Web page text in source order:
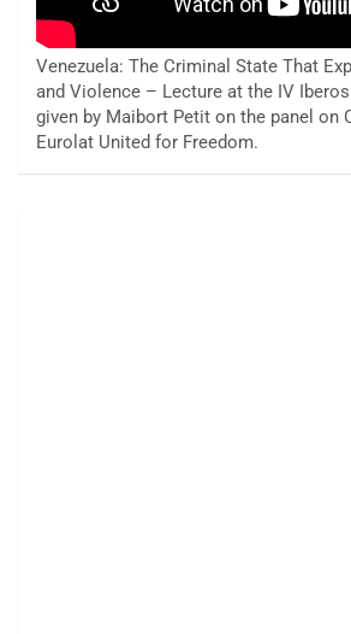
Venezuela: The Criminal State That
and Violence – Lecture at the IV
given by Maibort Petit on the panel on
Eurolat United for Freedom.